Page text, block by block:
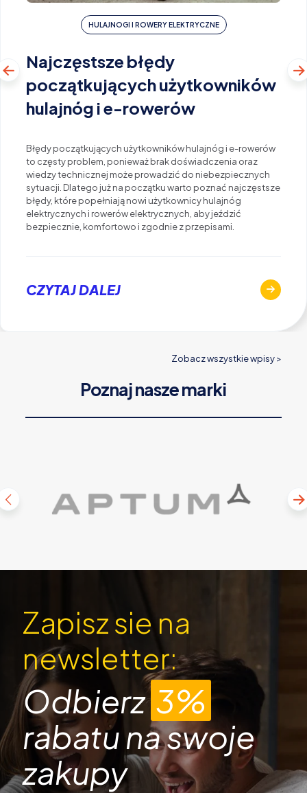
HULAJNOGI I ROWERY ELEKTRYCZNE
Najczęstsze błędy
początkujących użytkowników
hulajnóg i e-rowerów
Błędy początkujących użytkowników hulajnóg i e-rowerów
to częsty problem, ponieważ brak doświadczenia oraz
wiedzy technicznej może prowadzić do niebezpiecznych
sytuacji. Dlatego już na początku warto poznać najczęstsze
błędy, które popełniają nowi użytkownicy hulajnóg
elektrycznych i rowerów elektrycznych, aby jeździć
bezpiecznie, komfortowo i zgodnie z przepisami.
CZYTAJ DALEJ
Zobacz wszystkie wpisy >
Poznaj nasze marki
Zapisz sie na
newsletter:
Odbierz3%
rabatu na swoje
zakupy